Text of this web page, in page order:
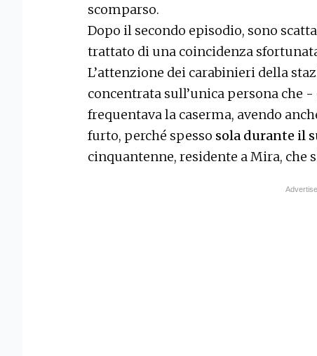
scomparso.
Dopo il secondo episodio, sono
trattato di una coincidenza
L’attenzione dei carabinieri della
concentrata sull’unica persona che
frequentava la caserma, avendo
furto, perché spesso sola durante il
cinquantenne, residente a Mira, che